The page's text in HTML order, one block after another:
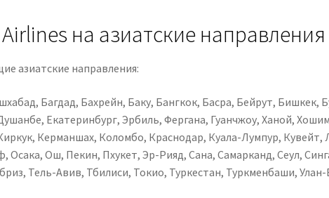
на азиатские направления
азиатские направления:
Багдад, Бахрейн, Баку, Бангкок, Басра, Бейрут, Бишкек,
Екатеринбург, Эрбиль, Фергана, Гуанчжоу, Ханой,
Керманшах, Коломбо, Краснодар, Куала-Лумпур,
Ош, Пекин, Пхукет, Эр-Рияд, Сана, Самарканд, Сеул,
Тель-Авив, Тбилиси, Токио, Туркестан, Туркменбаши, Улан-